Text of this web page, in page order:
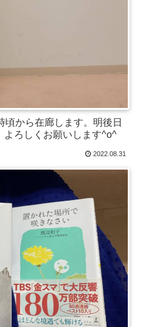
頃から在廊します。明後日
よろしくお願いします^o^
2022.08.31